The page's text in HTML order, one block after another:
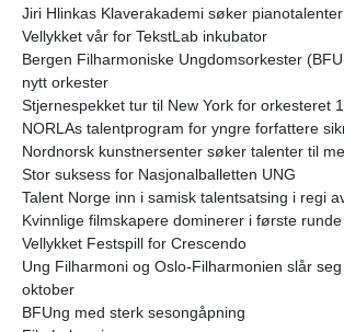
Jiri Hlinkas Klaverakademi søker pianotalenter
Vellykket vår for TekstLab inkubator
Bergen Filharmoniske Ungdomsorkester
nytt orkester
Stjernespekket tur til New York for orkesteret
NORLAs talentprogram for yngre forfattere
Nordnorsk kunstnersenter søker talenter til
Stor suksess for Nasjonalballetten UNG
Talent Norge inn i samisk talentsatsing i regi
Kvinnlige filmskapere dominerer i første
Vellykket Festspill for Crescendo
Ung Filharmoni og Oslo-Filharmonien slår
oktober
BFUng med sterk sesongåpning